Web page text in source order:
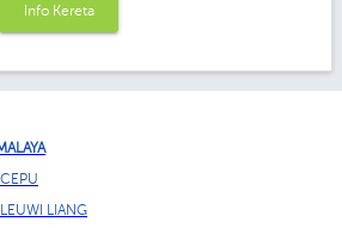
Info Kereta
LIANG